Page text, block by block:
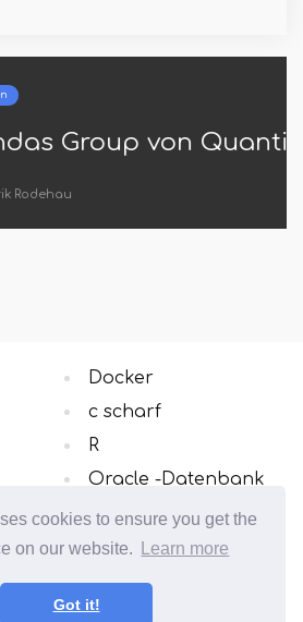
cookies to ensure you get the
on our website.
Learn more
Got it!
von Quantile
Linux-Betriebssystem.
interessante Artikel und
Docker
c scharf
R
Oracle -Datenbank
Alle Kategorien